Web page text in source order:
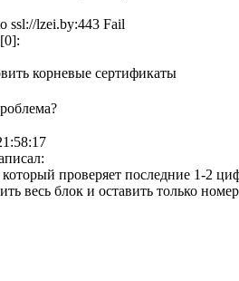
ssl://lzei.by:443 Fail
корневые сертификаты
который проверяет последние 1-2
весь блок и оставить только